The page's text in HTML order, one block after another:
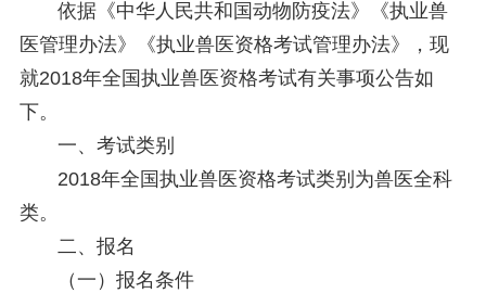
依据《中华人民共和国动物防疫法》《执业兽
医管理办法》《执业兽医资格考试管理办法》，现
就2018年全国执业兽医资格考试有关事项公告如
下。
一、考试类别
2018年全国执业兽医资格考试类别为兽医全科
类。
二、报名
（一）报名条件